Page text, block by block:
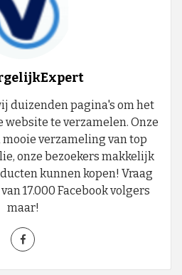
duizenden pagina's om het
website te verzamelen. Onze
verzameling van top
onze bezoekers makkelijk
kunnen kopen! Vraag
17.000 Facebook volgers
maar!